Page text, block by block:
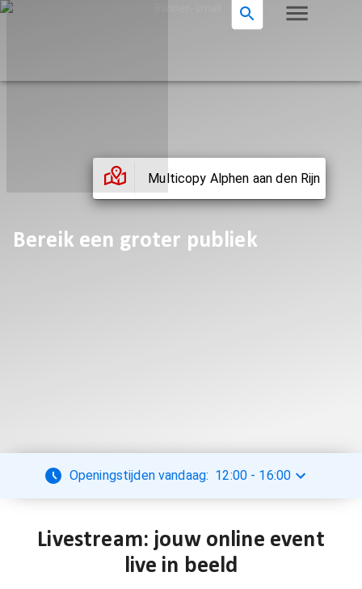
Multicopy Alphen aan den Rijn
Bereik een groter publiek
Openingstijden vandaag: 12:00 - 16:00
Livestream: jouw online event
live in beeld